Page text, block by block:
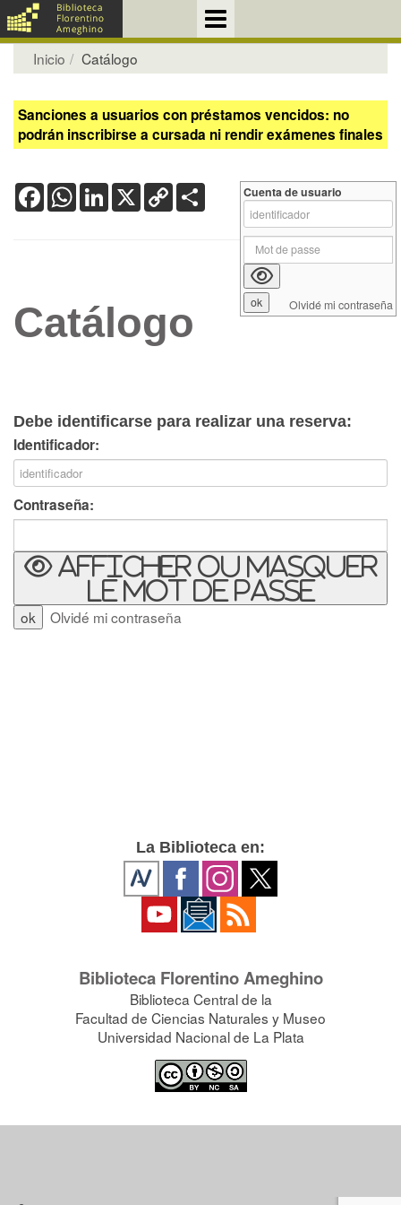
Inicio Catálogo
Sanciones a usuarios con préstamos vencidos: no
podrán inscribirse a cursada ni rendir exámenes finales
FacebookWhatsApp
LinkedIn
X Copy
Link
Catálogo
Debe identificarse para realizar una reserva:
Identificador:
Contraseña:
Afficher ou masquer
le mot de passe
Olvidé mi contraseña
Cuenta de usuario
Olvidé mi contraseña
La Biblioteca en:
Biblioteca Florentino Ameghino
Biblioteca Central de la
Facultad de Ciencias Naturales y Museo
Universidad Nacional de La Plata